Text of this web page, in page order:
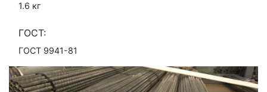
1.6 кг
ГОСТ:
ГОСТ 9941-81